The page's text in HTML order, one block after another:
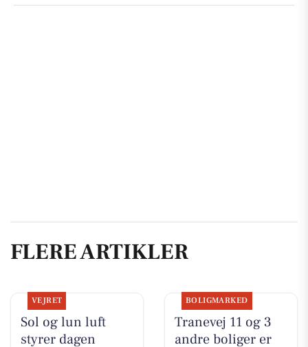
FLERE ARTIKLER
VEJRET
Sol og lun luft
styrer dagen
BOLIGMARKED
Tranevej 11 og 3
andre boliger er